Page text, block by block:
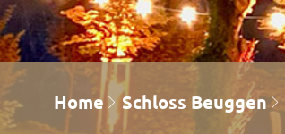
Home Schloss Beuggen